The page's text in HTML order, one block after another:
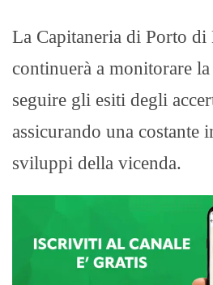
La Capitaneria di Porto di
continuerà a monitorare
seguire gli esiti degli
assicurando una costante
sviluppi della vicenda.